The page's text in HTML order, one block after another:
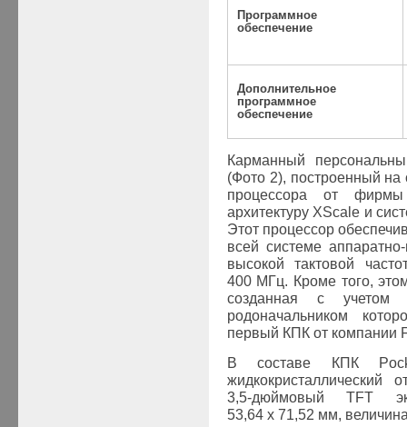
Программное
обеспечение
Дополнительное
программное
обеспечение
Карманный
(Фото 2), построенный на
процессора от
архитектуру XScale и
Этот процессор
всей системе
высокой тактовой
400 МГц. Кроме того,
созданная с учетом
родоначальником
первый КПК от компании
В составе КПК
жидкокристаллический
3,5-дюймовый TFT
53,64 x 71,52 мм,